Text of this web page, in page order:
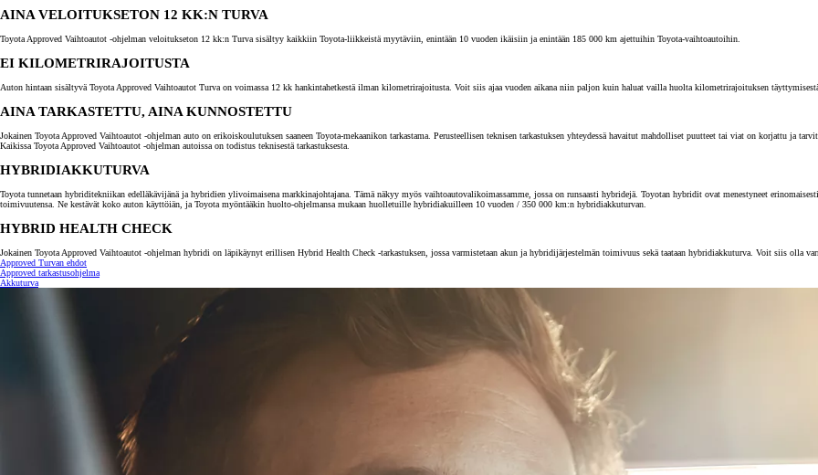
Alkaen
AINA VELOITUKSETON 12 KK:N TURVA
Toyota Approved Vaihtoautot -ohjelman veloitukseton 12 kk:n Turva sisältyy kaikkiin Toyota-liikkeistä myytäviin, enintään 10 vuoden ikäisiin ja enintään 185 000 km ajettuihin Toyota-vaihtoautoihin.
EI KILOMETRIRAJOITUSTA
Auton hintaan sisältyvä Toyota Approved Vaihtoautot Turva on voimassa 12 kk hankintahetkestä ilman kilometrirajoitusta. Voit siis ajaa vuoden aikana niin paljon kuin haluat vailla huolta kilometrirajoituksen
AINA TARKASTETTU, AINA KUNNOSTETTU
Jokainen Toyota Approved Vaihtoautot -ohjelman auto on erikoiskoulutuksen saaneen Toyota-mekaanikon tarkastama. Perusteellisen teknisen tarkastuksen yhteydessä havaitut mahdolliset puutteet tai viat on korjattu ja
Kaikissa Toyota Approved Vaihtoautot -ohjelman autoissa on todistus teknisestä tarkastuksesta.
HYBRIDIAKKUTURVA
Toyota tunnetaan hybriditekniikan edelläkävijänä ja hybridien ylivoimaisena markkinajohtajana. Tämä näkyy myös vaihtoautovalikoimassamme, jossa on runsaasti hybridejä. Toyotan hybridit ovat menestyneet
toimivuutensa. Ne kestävät koko auton käyttöiän, ja Toyota myöntääkin huolto-ohjelmansa mukaan huolletuille hybridiakuilleen 10 vuoden / 350 000 km:n hybridiakkuturvan.
HYBRID HEALTH CHECK
Jokainen Toyota Approved Vaihtoautot -ohjelman hybridi on läpikäynyt erillisen Hybrid Health Check -tarkastuksen, jossa varmistetaan akun ja hybridijärjestelmän toimivuus sekä taataan hybridiakkuturva. Voit siis olla
Approved Turvan ehdot
Approved tarkastusohjelma
Akkuturva